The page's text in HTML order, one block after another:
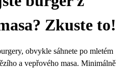
Zkuste to!
obvykle sáhnete po mletém
a vepřového masa. Minimálně